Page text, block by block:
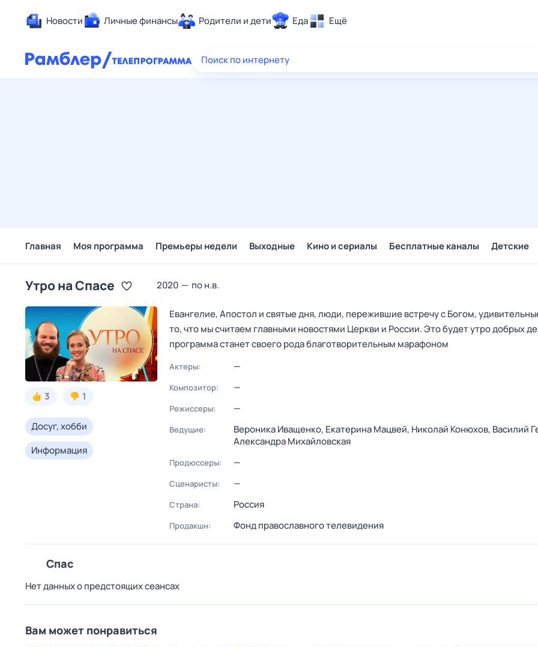
Новости Личные финансы Родители и дети Еда Ещё
Здоровье
Поиск по интернету
Главная Моя программа Премьеры недели Выходные Кино и сериалы Бесплатные каналы Детские
Утро на Спасе 2020 — по н.в.
3 1
Досуг, хобби
Информация
Евангелие, Апостол и святые дня, люди, пережившие встречу с Богом,
то, что мы считаем главными новостями Церкви и России. Это будет утро добрых
программа станет своего рода благотворительным марафоном
Актеры: —
Композитор: —
Режиссеры: —
Ведущие: Вероника Иващенко, Екатерина Мацвей, Николай Конюхов, Василий
Александра Михайловская
Продюссеры: —
Сценаристы: —
Страна: Россия
Продакшн: Фонд православного телевидения
Спас
Нет данных о предстоящих сеансах
Вам может понравиться